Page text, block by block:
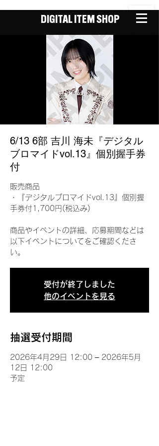
DIGITAL ITEM SHOP
6/13 6部 吉川 海未『デジタル
ブロマイドvol.13』個別握手券
付
販売商品
・『デジタルブロマイドvol.13』個別握
手券付1,700円(税込み)
商品やイベントの詳細、応募期間などは
以下イベントについてをご確認くださ
い。
受付が終了しました
他のイベントを見る
抽選受付期間
2026年4月29日 12:00 – 2026年5月
12日 12:00
予定